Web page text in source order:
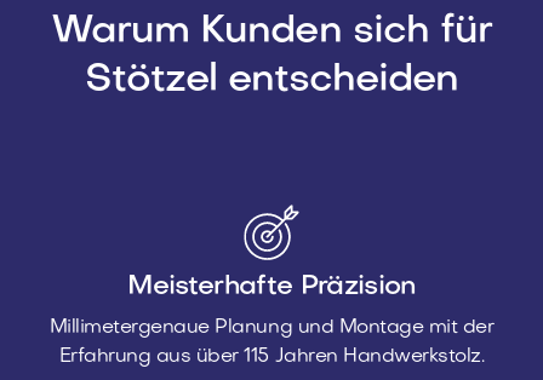
Warum Kunden sich für
Stötzel entscheiden
Meisterhafte Präzision
Millimetergenaue Planung und Montage mit der
Erfahrung aus über 115 Jahren Handwerkstolz.